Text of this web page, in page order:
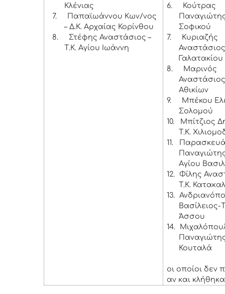
Κλένιας
7.
Παπαϊωάννου Κων/νος
– Δ.Κ. Αρχαίας Κορίνθου
8.
Στέφης Αναστάσιος –
Τ.Κ. Αγίου Ιωάννη
6.
Κούτρας
Σοφικού
7.
Κυριαζής
Γαλατακίου
8.
Μαρινός
Αναστάσιος
Αθικίων
9.
Μπέκου
Σολομού
10.
Μπίτζιος
Τ.Κ.
11.
Αγίου
12.
Φίλης
Τ.Κ.
13.
Βασίλειος-
Άσσου
14.
Κουταλά
οι οποίοι δεν
αν και